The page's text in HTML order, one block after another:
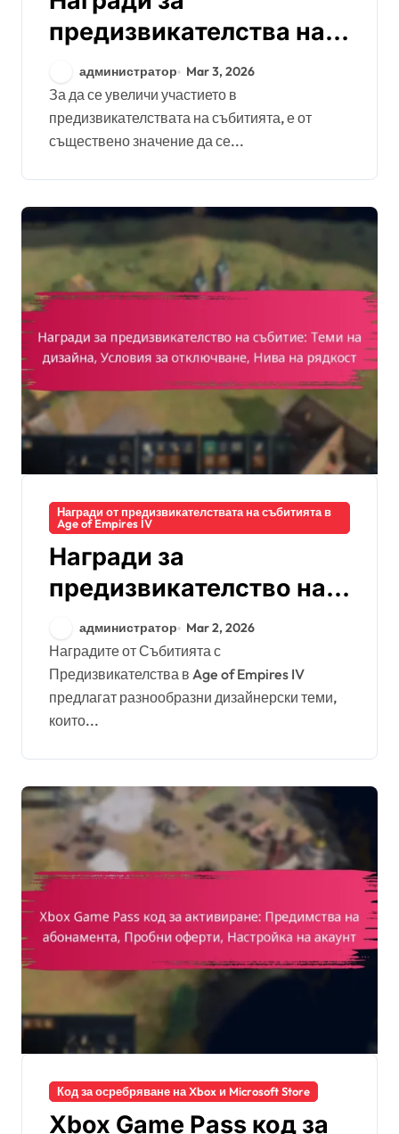
предизвикателства на
събития:
Максимизиране на
участието,
Оптимизиране на
наградите, Съвети от
общността
администратор Mar 3, 2026
За да се увеличи участието в
предизвикателствата на събитията, е от
съществено значение да се...
Награди от предизвикателствата на събитията в
Age of Empires IV
Награди за
предизвикателство на
събитие: Теми на
дизайна, Условия за
отключване, Нива на
рядкост
администратор Mar 2, 2026
Наградите от Събитията с
Предизвикателства в Age of Empires IV
предлагат разнообразни дизайнерски теми,
които...
Код за осребряване на Xbox и Microsoft Store
Xbox Game Pass код за